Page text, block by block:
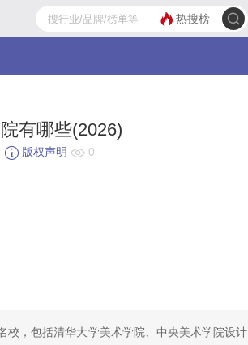
热搜榜
有哪些(2026)
版权声明 0
校，包括清华大学美术学院、中央美术学院设计